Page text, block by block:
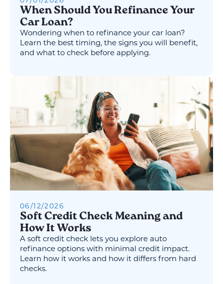
When Should You Refinance Your
Car Loan?
Wondering when to refinance your car loan?
Learn the best timing, the signs you will benefit,
and what to check before applying.
06 / 12/2026
Soft Credit Check Meaning and
How It Works
A soft credit check lets you explore auto
refinance options with minimal credit impact.
Learn how it works and how it differs from hard
checks.